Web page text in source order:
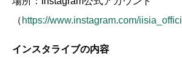
（ https://www.instagram.com/
インスタライブの内容